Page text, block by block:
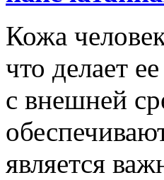
Кожа
что делает
с внешней
является